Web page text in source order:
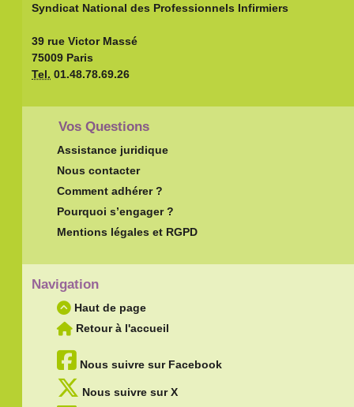
Syndicat National des Professionnels Infirmiers
39 rue Victor Massé
75009 Paris
Tel. 01.48.78.69.26
Vos Questions
Assistance juridique
Nous contacter
Comment adhérer ?
Pourquoi s’engager ?
Mentions légales et RGPD
Navigation
Haut de page
Retour à l'accueil
Nous suivre sur Facebook
Nous suivre sur X